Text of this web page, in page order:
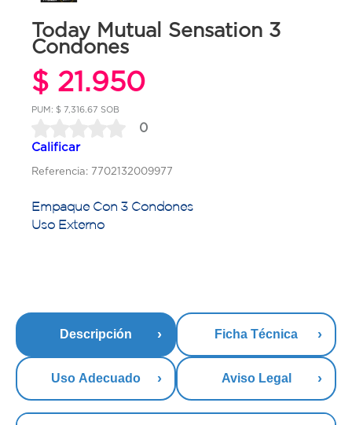
Today Mutual Sensation 3
Condones
$ 21.950
PUM: $ 7,316.67 SOB
0
Calificar
Referencia: 7702132009977
Empaque Con 3 Condones
Uso Externo
Descripción Ficha Técnica
Uso Adecuado Aviso Legal